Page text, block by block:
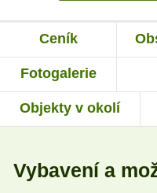
Ceník
Fotogalerie
Objekty v okolí
Vybavení a